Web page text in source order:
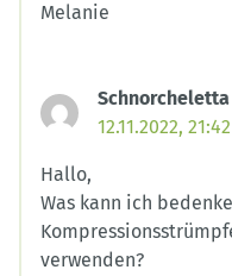
Melanie
Schnorcheletta
12.11.2022, 21:42
Hallo,
Was kann ich
verwenden?